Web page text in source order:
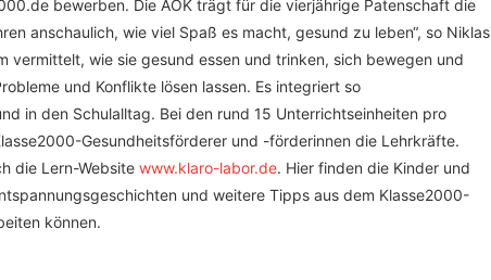
bewerben. Die AOK trägt für die vierjährige Patenschaft die
anschaulich, wie viel Spaß es macht, gesund zu leben“, so Niklas
vermittelt, wie sie gesund essen und trinken, sich bewegen und
und Konflikte lösen lassen. Es integriert so
in den Schulalltag. Bei den rund 15 Unterrichtseinheiten pro
Gesundheitsförderer und -förderinnen die Lehrkräfte.
die Lern-Website www.klaro-labor.de. Hier finden die Kinder und
und weitere Tipps aus dem Klasse2000-
können.